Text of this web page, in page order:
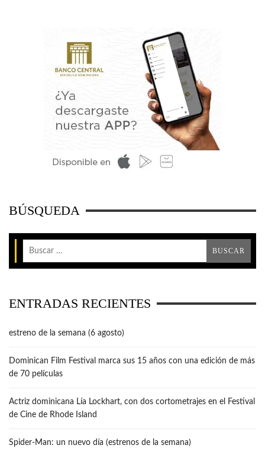
BÚSQUEDA
ENTRADAS RECIENTES
estreno de la semana (6 agosto)
Dominican Film Festival marca sus 15 años con una edición de más
de 70 películas
Actriz dominicana Lía Lockhart, con dos cortometrajes en el Festival
de Cine de Rhode Island
Spider-Man: un nuevo día (estrenos de la semana)